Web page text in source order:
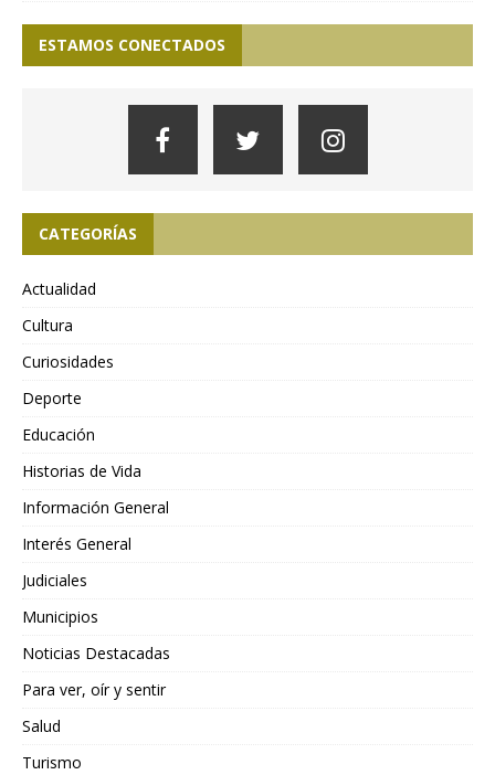
ESTAMOS CONECTADOS
CATEGORÍAS
Actualidad
Cultura
Curiosidades
Deporte
Educación
Historias de Vida
Información General
Interés General
Judiciales
Municipios
Noticias Destacadas
Para ver, oír y sentir
Salud
Turismo